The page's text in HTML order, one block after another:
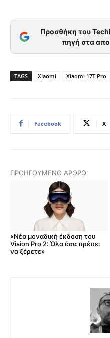
Προσθήκη του
πηγή στα
TAGS Xiaomi Xiaomi 17T Pro
Facebook X
ΠΡΟΗΓΟΎΜΕΝΟ ΆΡΘΡΟ
«Νέα μοναδική έκδοση του
Vision Pro 2: Όλα όσα πρέπει
να ξέρετε»